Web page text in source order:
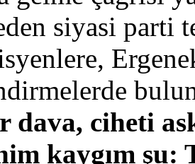
siyasi parti
dava, ciheti
kaygım şu: